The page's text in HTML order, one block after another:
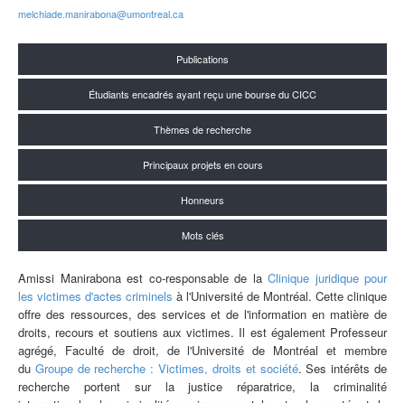
melchiade.manirabona@umontreal.ca
Publications
Étudiants encadrés ayant reçu une bourse du CICC
Thèmes de recherche
Principaux projets en cours
Honneurs
Mots clés
Amissi Manirabona est co-responsable de la Clinique juridique pour
les victimes d'actes criminels à l'Université de Montréal. Cette clinique
offre des ressources, des services et de l'information en matière de
droits, recours et soutiens aux victimes. Il est également Professeur
agrégé, Faculté de droit, de l'Université de Montréal et membre
du Groupe de recherche : Victimes, droits et société. Ses intérêts de
recherche portent sur la justice réparatrice, la criminalité